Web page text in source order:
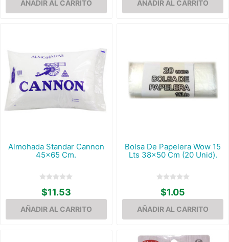
Almohada Standar Cannon
45x65 Cm.
$11.53
Bolsa De Papelera Wow 15
Lts 38x50 Cm (20 Unid).
$1.05